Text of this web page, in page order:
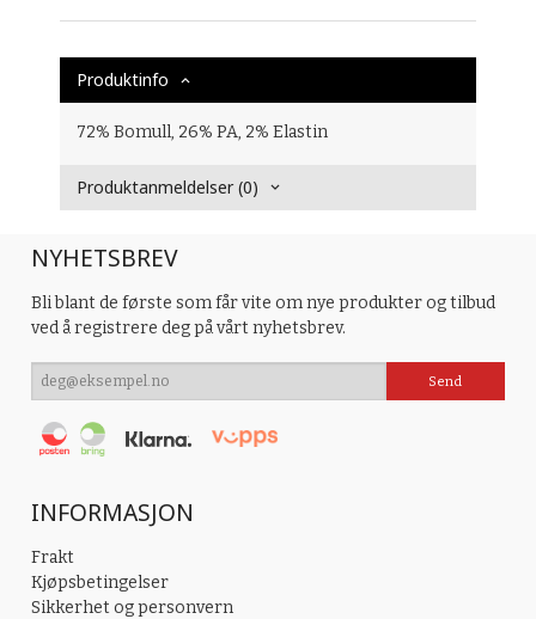
Produktinfo
72% Bomull, 26% PA, 2% Elastin
Produktanmeldelser (0)
NYHETSBREV
Bli blant de første som får vite om nye produkter og tilbud
ved å registrere deg på vårt nyhetsbrev.
INFORMASJON
Frakt
Kjøpsbetingelser
Sikkerhet og personvern